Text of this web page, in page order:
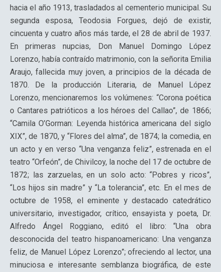
hacia el año 1913, trasladados al cementerio municipal. Su
segunda esposa, Teodosia Forgues, dejó de existir,
cincuenta y cuatro años más tarde, el 28 de abril de 1937.
En primeras nupcias, Don Manuel Domingo López
Lorenzo, había contraído matrimonio, con la señorita Emilia
Araujo, fallecida muy joven, a principios de la década de
1870. De la producción Literaria, de Manuel López
Lorenzo, mencionaremos los volúmenes: “Corona poética
o Cantares patrióticos a los héroes del Callao”, de 1866;
“Camila O’Gorman: Leyenda histórica americana del siglo
XIX”, de 1870, y “Flores del alma”, de 1874; la comedia, en
un acto y en verso “Una venganza feliz”, estrenada en el
teatro “Orfeón”, de Chivilcoy, la noche del 17 de octubre de
1872; las zarzuelas, en un solo acto: “Pobres y ricos”,
“Los hijos sin madre” y “La tolerancia”, etc. En el mes de
octubre de 1958, el eminente y destacado catedrático
universitario, investigador, crítico, ensayista y poeta, Dr.
Alfredo Ángel Roggiano, editó el libro: “Una obra
desconocida del teatro hispanoamericano: Una venganza
feliz, de Manuel López Lorenzo”; ofreciendo al lector, una
minuciosa e interesante semblanza biográfica, de este